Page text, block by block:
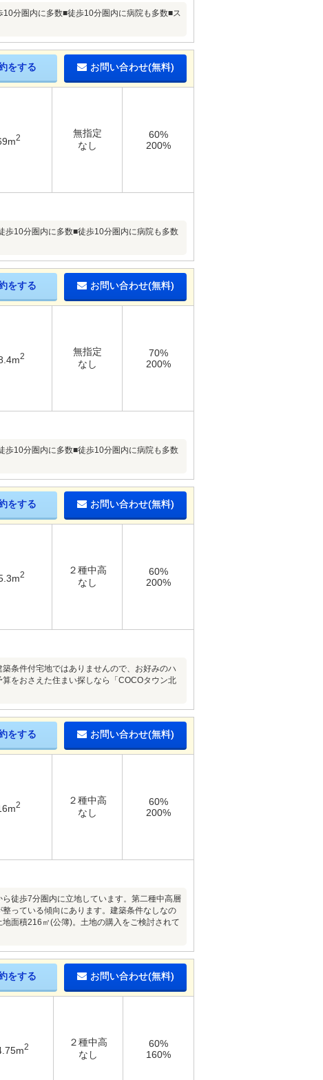
分圏内に多数■徒歩10分圏内に病院も多数■ス
をする お問い合わせ(無料)
2
無指定
なし
60%
200%
10分圏内に多数■徒歩10分圏内に病院も多数
をする お問い合わせ(無料)
2
無指定
なし
70%
200%
10分圏内に多数■徒歩10分圏内に病院も多数
をする お問い合わせ(無料)
2
２種中高
なし
60%
200%
条件付宅地ではありませんので、お好みのハ
をおさえた住まい探しなら「COCOタウン北
をする お問い合わせ(無料)
2
２種中高
なし
60%
200%
徒歩7分圏内に立地しています。第二種中高層
っている傾向にあります。建築条件なしなの
面積216㎡(公簿)。土地の購入をご検討されて
をする お問い合わせ(無料)
2
２種中高
なし
60%
160%